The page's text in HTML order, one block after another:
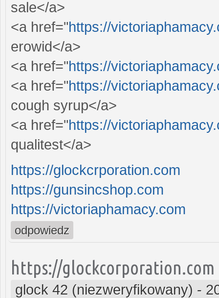
sale</a>
<a href="https://
erowid</a>
<a href="https://
<a href="https://
cough syrup</a>
<a href="https://
qualitest</a>
https://glockcrporation.com
https://gunsincshop.com
https://victoriaphamacy.com
odpowiedz
https://glockcorporation.com
glock 42 (niezweryfikowany) -